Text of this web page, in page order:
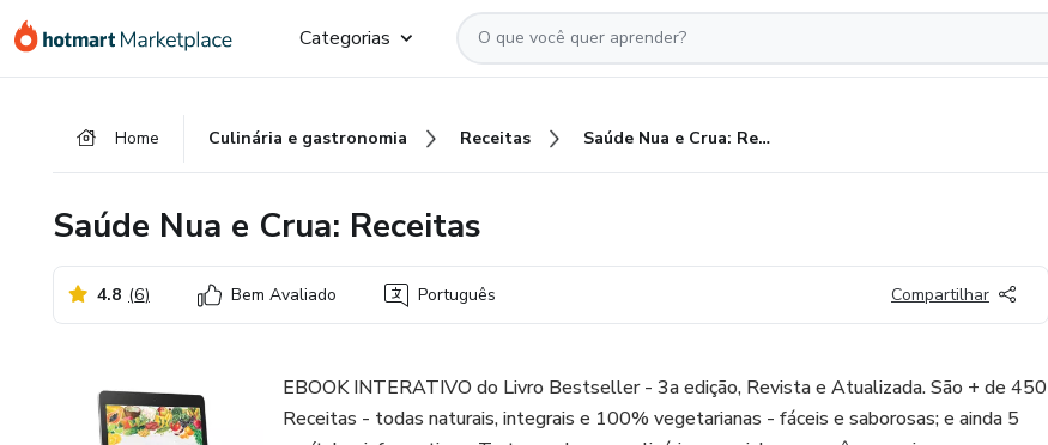
para
para
para
Categorias
Home Culinária e gastronomia Receitas Saúde Nua e Crua: Receitas
Saúde Nua e Crua: Receitas
4.8 (6) Bem Avaliado Português Compartilhar
EBOOK INTERATIVO do Livro Bestseller - 3a edição, Revista e Atualizada. São + de 450
Receitas - todas naturais, integrais e 100% vegetarianas - fáceis e saborosas; e ainda 5